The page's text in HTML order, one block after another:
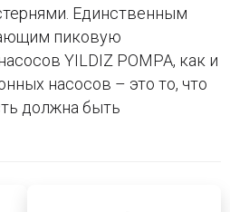
Единственным
пиковую
YILDIZ POMPA, как и
насосов – это то, что
должна быть